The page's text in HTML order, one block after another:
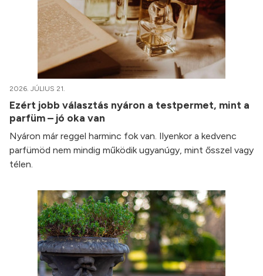
2026. JÚLIUS 21.
Ezért jobb választás nyáron a testpermet, mint a
parfüm – jó oka van
Nyáron már reggel harminc fok van. Ilyenkor a kedvenc
parfümöd nem mindig működik ugyanúgy, mint ősszel vagy
télen.